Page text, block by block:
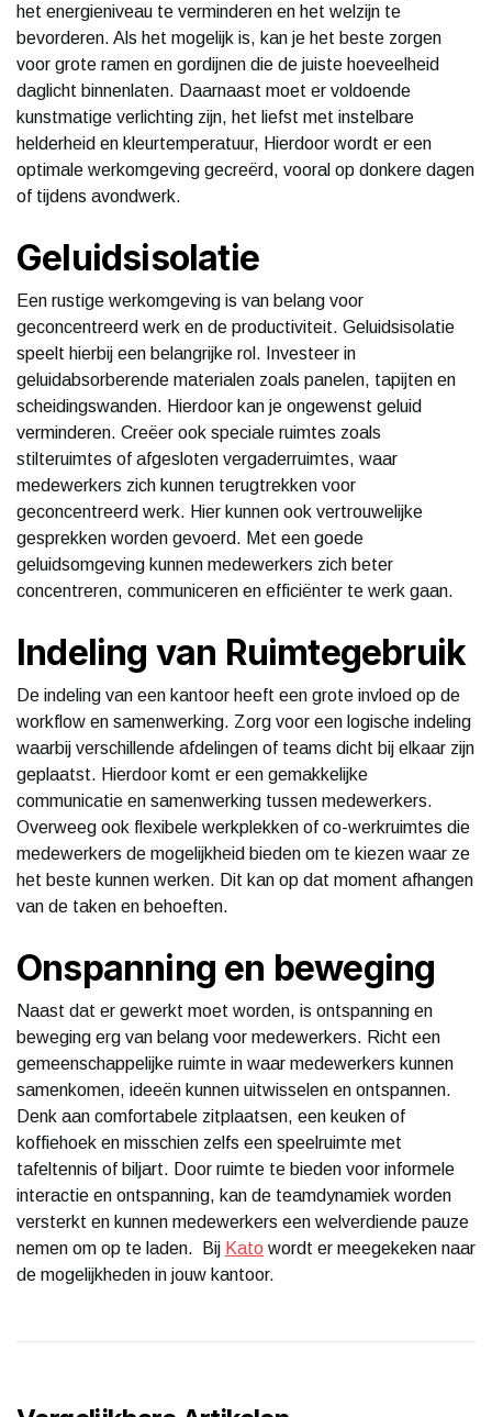
het energieniveau te verminderen en het welzijn te
bevorderen. Als het mogelijk is, kan je het beste zorgen
voor grote ramen en gordijnen die de juiste hoeveelheid
daglicht binnenlaten. Daarnaast moet er voldoende
kunstmatige verlichting zijn, het liefst met instelbare
helderheid en kleurtemperatuur, Hierdoor wordt er een
optimale werkomgeving gecreërd, vooral op donkere dagen
of tijdens avondwerk.
Geluidsisolatie
Een rustige werkomgeving is van belang voor
geconcentreerd werk en de productiviteit. Geluidsisolatie
speelt hierbij een belangrijke rol. Investeer in
geluidabsorberende materialen zoals panelen, tapijten en
scheidingswanden. Hierdoor kan je ongewenst geluid
verminderen. Creëer ook speciale ruimtes zoals
stilteruimtes of afgesloten vergaderruimtes, waar
medewerkers zich kunnen terugtrekken voor
geconcentreerd werk. Hier kunnen ook vertrouwelijke
gesprekken worden gevoerd. Met een goede
geluidsomgeving kunnen medewerkers zich beter
concentreren, communiceren en efficiënter te werk gaan.
Indeling van Ruimtegebruik
De indeling van een kantoor heeft een grote invloed op de
workflow en samenwerking. Zorg voor een logische indeling
waarbij verschillende afdelingen of teams dicht bij elkaar zijn
geplaatst. Hierdoor komt er een gemakkelijke
communicatie en samenwerking tussen medewerkers.
Overweeg ook flexibele werkplekken of co-werkruimtes die
medewerkers de mogelijkheid bieden om te kiezen waar ze
het beste kunnen werken. Dit kan op dat moment afhangen
van de taken en behoeften.
Onspanning en beweging
Naast dat er gewerkt moet worden, is ontspanning en
beweging erg van belang voor medewerkers. Richt een
gemeenschappelijke ruimte in waar medewerkers kunnen
samenkomen, ideeën kunnen uitwisselen en ontspannen.
Denk aan comfortabele zitplaatsen, een keuken of
koffiehoek en misschien zelfs een speelruimte met
tafeltennis of biljart. Door ruimte te bieden voor informele
interactie en ontspanning, kan de teamdynamiek worden
versterkt en kunnen medewerkers een welverdiende pauze
nemen om op te laden. Bij Kato wordt er meegekeken naar
de mogelijkheden in jouw kantoor.